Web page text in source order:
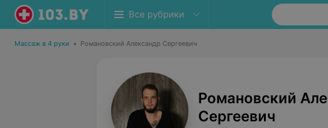
Все рубрики
Массаж в 4 руки • Романовский Александр Сергеевич
Романовский
Сергеевич